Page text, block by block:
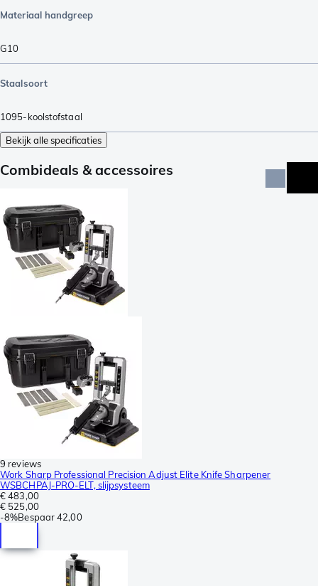
Materiaal handgreep
G10
Staalsoort
1095-koolstofstaal
Bekijk alle specificaties
Combideals & accessoires
9 reviews
Work Sharp Professional Precision Adjust Elite Knife Sharpener
WSBCHPAJ-PRO-ELT, slijpsysteem
€ 483,00
€ 525,00
-8%Bespaar42,00